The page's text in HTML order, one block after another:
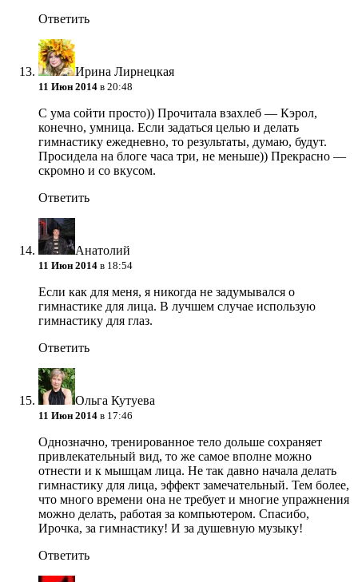
Ответить
Ирина Лирнецкая
11 Июн 2014 в 20:48
С ума сойти просто)) Прочитала взахлеб — Кэрол,
конечно, умница. Если задаться целью и делать
гимнастику ежедневно, то результаты, думаю, будут.
Просидела на блоге часа три, не меньше)) Прекрасно —
скромно и со вкусом.
Ответить
Анатолий
11 Июн 2014 в 18:54
Если как для меня, я никогда не задумывался о
гимнастике для лица. В лучшем случае использую
гимнастику для глаз.
Ответить
Ольга Кутуева
11 Июн 2014 в 17:46
Однозначно, тренированное тело дольше сохраняет
привлекательный вид, то же самое вполне можно
отнести и к мышцам лица. Не так давно начала делать
гимнастику для лица, эффект замечательный. Тем более,
что много времени она не требует и многие упражнения
можно делать, работая за компьютером. Спасибо,
Ирочка, за гимнастику! И за душевную музыку!
Ответить